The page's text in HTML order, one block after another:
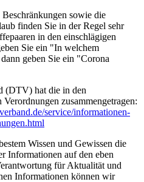
sowie die
finden Sie in der Regel sehr
in den einschlägigen
Sie ein "In welchem
geben Sie ein "Corona
(DTV) hat die in den
zusammengetragen:
­service/­informationen-
Wissen und Gewissen die
Informationen auf den eben
für Aktualität und
Informationen können wir